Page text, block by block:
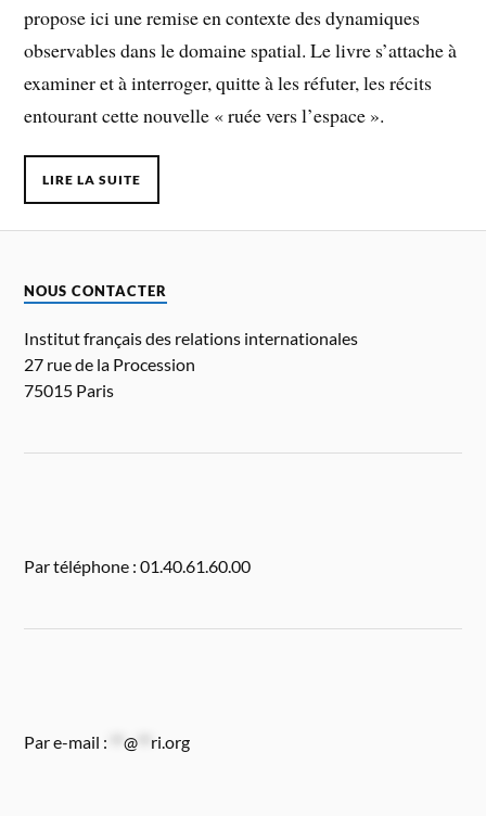
propose ici une remise en contexte des dynamiques
observables dans le domaine spatial. Le livre s’attache à
examiner et à interroger, quitte à les réfuter, les récits
entourant cette nouvelle « ruée vers l’espace ».
LIRE LA SUITE
NOUS CONTACTER
Institut français des relations internationales
27 rue de la Procession
75015 Paris
Par téléphone : 01.40.61.60.00
Par e-mail : **@ ri.org